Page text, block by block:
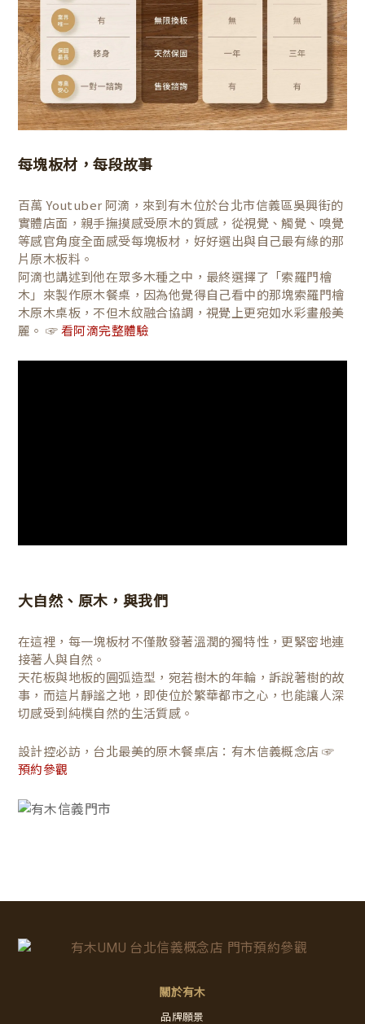
每塊板材，每段故事
百萬 Youtuber 阿滴，來到有木位於台北市信義區吳興街的
實體店面，親手撫摸感受原木的質感，從視覺、觸覺、嗅覺
等感官角度全面感受每塊板材，好好選出與自己最有緣的那
片原木板料。
阿滴也講述到他在眾多木種之中，最終選擇了「索羅門檜
木」來製作原木餐桌，因為他覺得自己看中的那塊索羅門檜
木原木桌板，不但木紋融合協調，視覺上更宛如水彩畫般美
麗。 ☞ 看阿滴完整體驗
大自然、原木，與我們
在這裡，每一塊板材不僅散發著溫潤的獨特性，更緊密地連
接著人與自然。
天花板與地板的圓弧造型，宛若樹木的年輪，訴說著樹的故
事，而這片靜謐之地，即使位於繁華都市之心，也能讓人深
切感受到純樸自然的生活質感。
設計控必訪，台北最美的原木餐桌店：有木信義概念店 ☞
預約參觀
關於有木
品牌願景